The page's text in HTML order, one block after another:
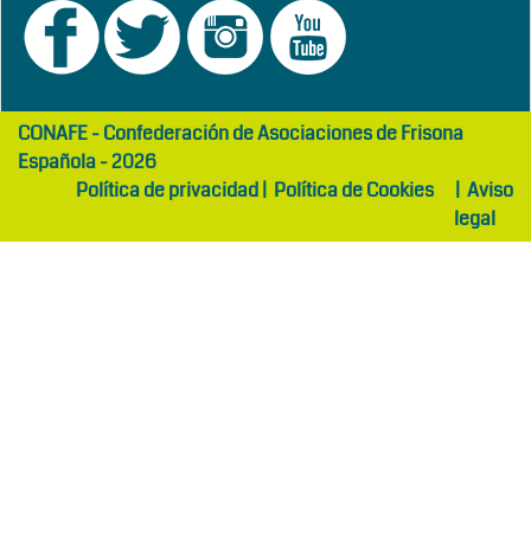
girls
abaya
maltepe
otelCONAFE - Confederación de Asociaciones de Frisona
Española - 2026
Política de privacidad| Política de Cookies | Aviso
legal